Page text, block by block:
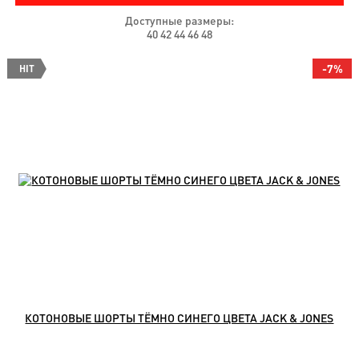
Доступные размеры:
40 42 44 46 48
-7%
HIT
КОТОНОВЫЕ ШОРТЫ ТЁМНО СИНЕГО ЦВЕТА JACK & JONES